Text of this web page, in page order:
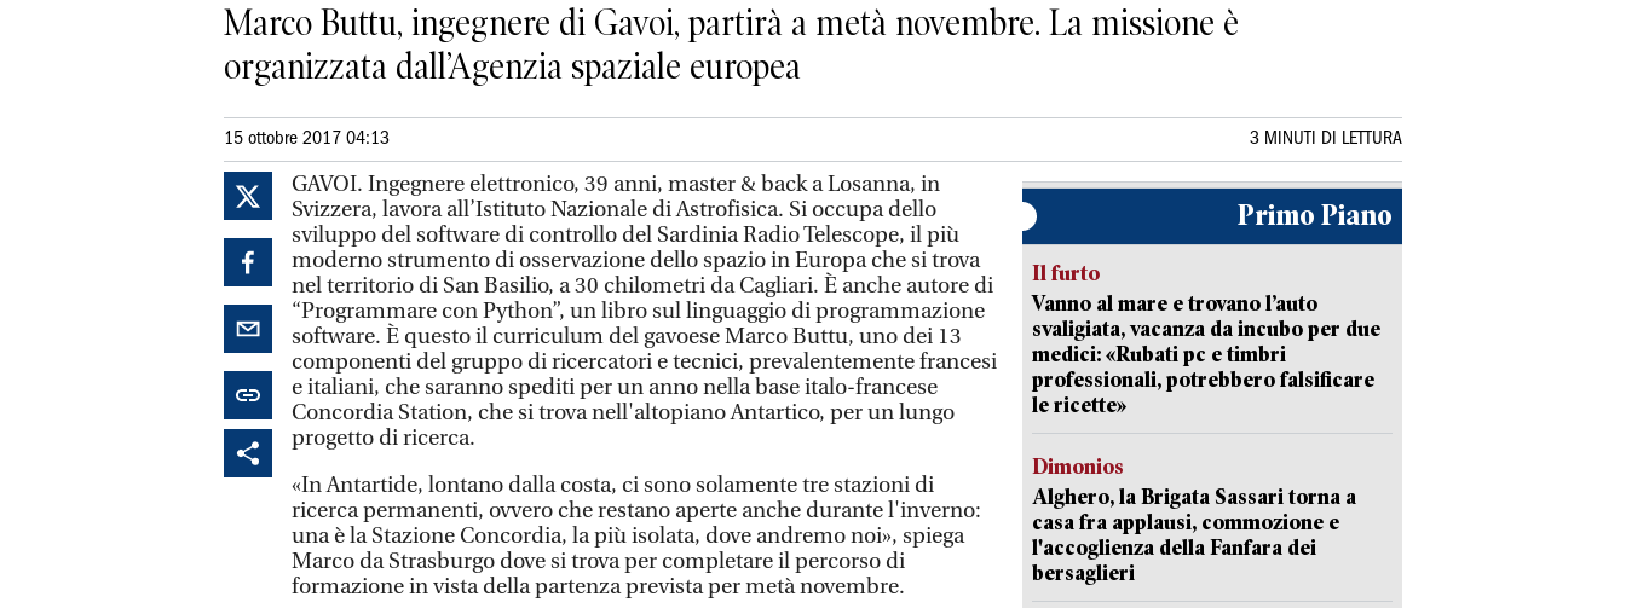
Marco Buttu, ingegnere di Gavoi, partirà a metà novembre. La missione è
organizzata dall’Agenzia spaziale europea
15 ottobre 2017 04:13 3 MINUTI DI LETTURA
GAVOI. Ingegnere elettronico, 39 anni, master & back a Losanna, in
Svizzera, lavora all’Istituto Nazionale di Astrofisica. Si occupa dello
sviluppo del software di controllo del Sardinia Radio Telescope, il più
moderno strumento di osservazione dello spazio in Europa che si trova
nel territorio di San Basilio, a 30 chilometri da Cagliari. È anche autore di
“Programmare con Python”, un libro sul linguaggio di programmazione
software. È questo il curriculum del gavoese Marco Buttu, uno dei 13
componenti del gruppo di ricercatori e tecnici, prevalentemente francesi
e italiani, che saranno spediti per un anno nella base italo-francese
Concordia Station, che si trova nell'altopiano Antartico, per un lungo
progetto di ricerca.
«In Antartide, lontano dalla costa, ci sono solamente tre stazioni di
ricerca permanenti, ovvero che restano aperte anche durante l'inverno:
una è la Stazione Concordia, la più isolata, dove andremo noi», spiega
Marco da Strasburgo dove si trova per completare il percorso di
formazione in vista della partenza prevista per metà novembre.
Primo Piano
Il furto
Vanno al mare e trovano l’auto
svaligiata, vacanza da incubo per due
medici: «Rubati pc e timbri
professionali, potrebbero falsificare
le ricette»
Dimonios
Alghero, la Brigata Sassari torna a
casa fra applausi, commozione e
l'accoglienza della Fanfara dei
bersaglieri